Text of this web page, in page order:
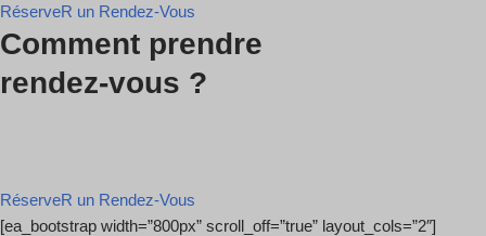
RéserveR un Rendez-Vous
Comment prendre
rendez-vous ?
RéserveR un Rendez-Vous
[ea_bootstrap width=”800px” scroll_off=”true” layout_cols=”2″]